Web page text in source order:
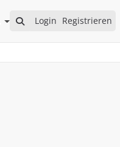
Login Registrieren
Open Internes Submenu